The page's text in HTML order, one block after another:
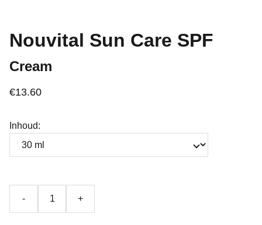
Nouvital Sun Care SPF
Cream
€13.60
Inhoud:
- +